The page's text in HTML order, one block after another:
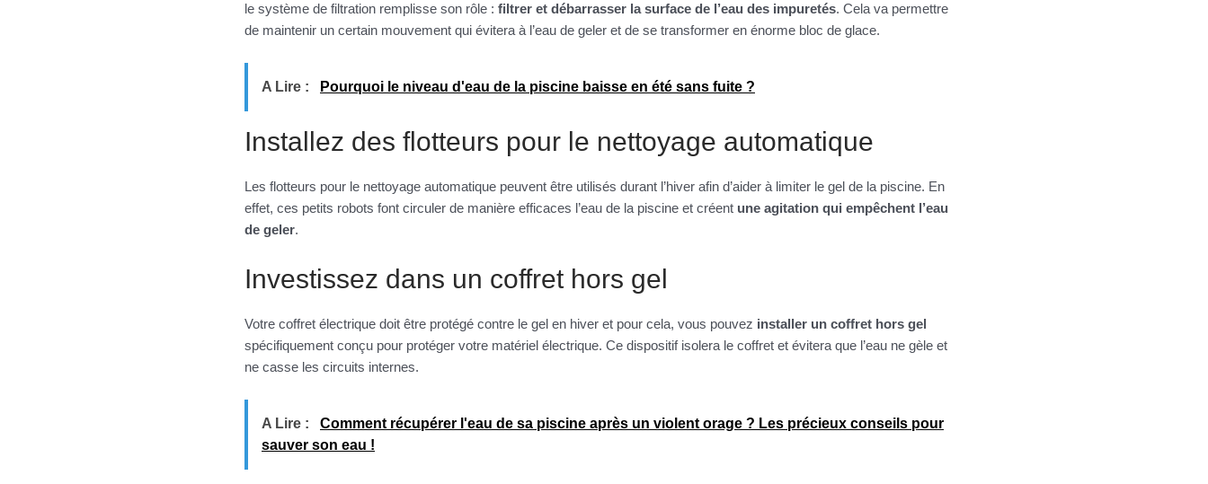
le système de filtration remplisse son rôle : filtrer et débarrasser la surface de l’eau des impuretés. Cela va permettre
de maintenir un certain mouvement qui évitera à l’eau de geler et de se transformer en énorme bloc de glace.
A Lire : Pourquoi le niveau d'eau de la piscine baisse en été sans fuite ?
Installez des flotteurs pour le nettoyage automatique
Les flotteurs pour le nettoyage automatique peuvent être utilisés durant l’hiver afin d’aider à limiter le gel de la piscine. En
effet, ces petits robots font circuler de manière efficaces l’eau de la piscine et créent une agitation qui empêchent l’eau
de geler.
Investissez dans un coffret hors gel
Votre coffret électrique doit être protégé contre le gel en hiver et pour cela, vous pouvez installer un coffret hors gel
spécifiquement conçu pour protéger votre matériel électrique. Ce dispositif isolera le coffret et évitera que l’eau ne gèle et
ne casse les circuits internes.
A Lire :
Comment récupérer l'eau de sa piscine après un violent orage ? Les précieux conseils pour
sauver son eau !